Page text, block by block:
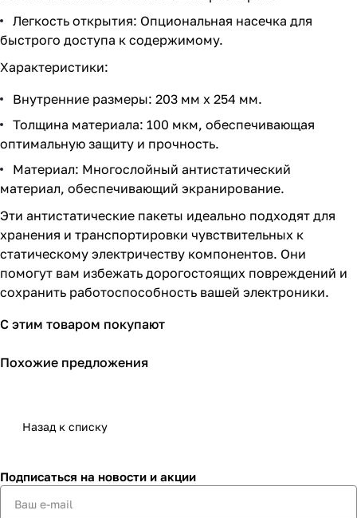
Легкость открытия: Опциональная насечка для
быстрого доступа к содержимому.
Характеристики:
Внутренние размеры: 203 мм x 254 мм.
Толщина материала: 100 мкм, обеспечивающая
оптимальную защиту и прочность.
Материал: Многослойный антистатический
материал, обеспечивающий экранирование.
Эти антистатические пакеты идеально подходят для
хранения и транспортировки чувствительных к
статическому электричеству компонентов. Они
помогут вам избежать дорогостоящих повреждений и
сохранить работоспособность вашей электроники.
С этим товаром покупают
Похожие предложения
Назад к списку
Подписаться на новости и акции